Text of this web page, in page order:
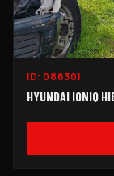
ID: 086301
HYUNDAI IONIQ